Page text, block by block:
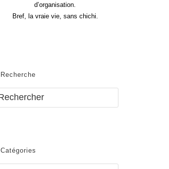
d’organisation.
Bref, la vraie vie, sans chichi.
Recherche
Catégories